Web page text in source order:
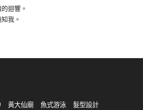
迴響。
我。
黃大仙廟 魚式游泳
髮型設計